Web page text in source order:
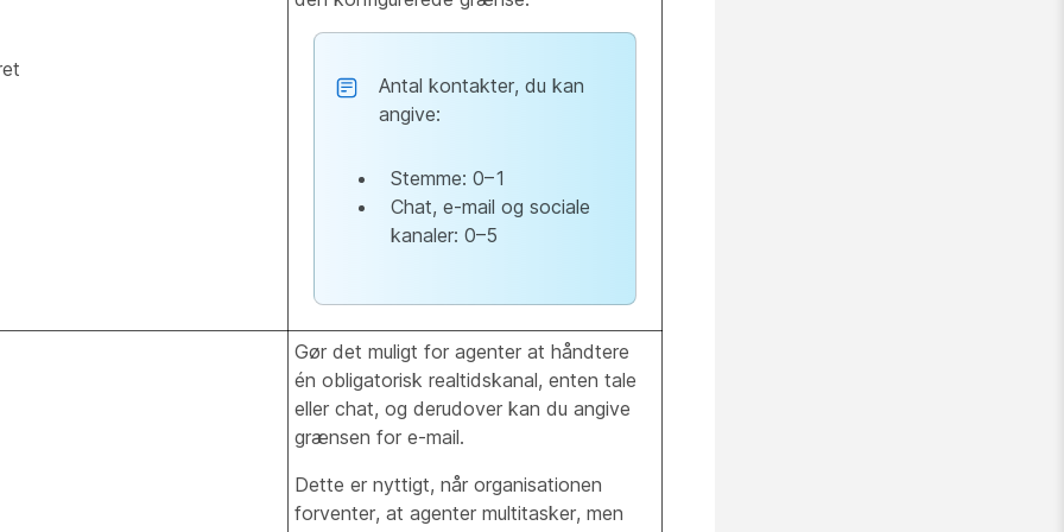
Antal kontakter, du kan
angive:
Stemme: 0–1
Chat, e-mail og sociale
kanaler: 0–5
Gør det muligt for agenter at håndtere
én obligatorisk realtidskanal, enten tale
eller chat, og derudover kan du angive
grænsen for e-mail.
Dette er nyttigt, når organisationen
forventer, at agenter multitasker, men